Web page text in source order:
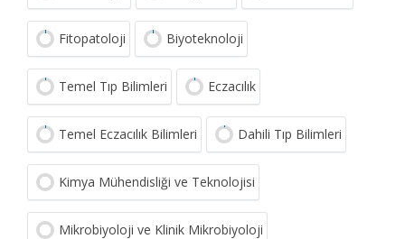
Fitopatoloji Biyoteknoloji
Temel Tıp Bilimleri Eczacılık
Temel Eczacılık Bilimleri Dahili Tıp Bilimleri
Kimya Mühendisliği ve Teknolojisi
Mikrobiyoloji ve Klinik Mikrobiyoloji